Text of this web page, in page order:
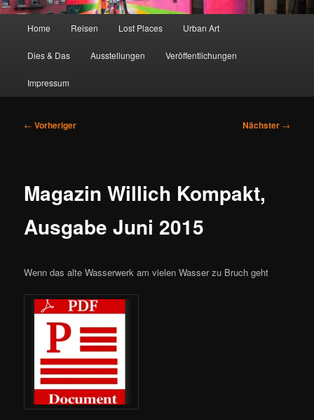
Home Reisen Lost Places Urban Art
Dies & Das Ausstellungen Veröffentlichungen
Impressum
Beitragsnavigation
← Vorheriger Nächster →
Magazin Willich Kompakt,
Ausgabe Juni 2015
Wenn das alte Wasserwerk am vielen Wasser zu Bruch geht